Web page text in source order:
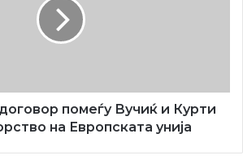
роден во 1948 година во Јегуновце,
помеѓу Вучиќ и Курти
на Европската унија